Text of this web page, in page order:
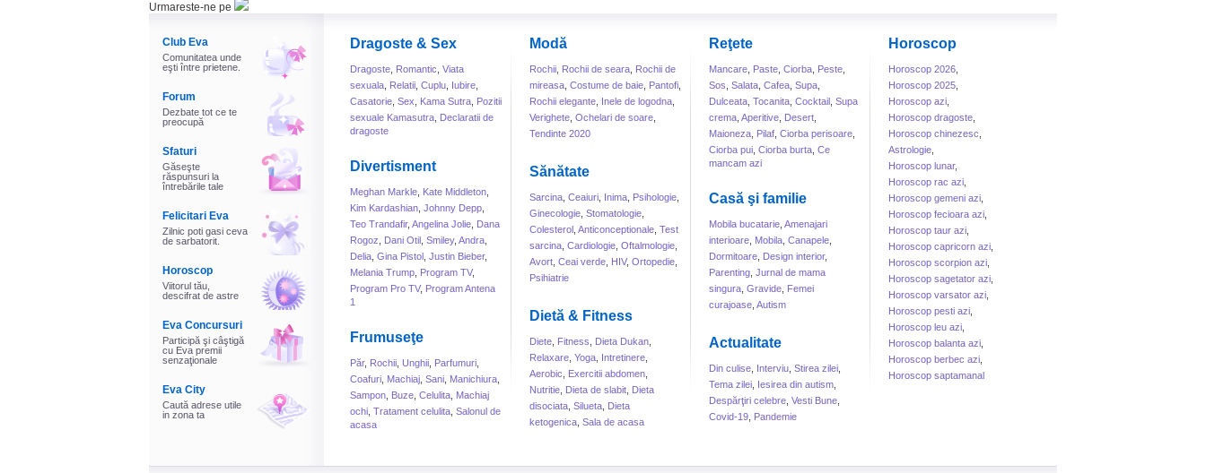
Urmareste-ne pe
Club Eva
Comunitatea unde
eşti între prietene.
Forum
Dezbate tot ce te
preocupă
Sfaturi
Găseşte
răspunsuri la
întrebările tale
Felicitari Eva
Zilnic poti gasi ceva
de sarbatorit.
Horoscop
Viitorul tău,
descifrat de astre
Eva Concursuri
Participă şi câştigă
cu Eva premii
senzaţionale
Eva City
Caută adrese utile
in zona ta
Dragoste & Sex
Dragoste Romantic Viata
sexuala Relatii Cuplu Iubire
Casatorie Sex Kama Sutra Pozitii
sexuale Kamasutra Declaratii de
dragoste
Divertisment
Meghan Markle Kate Middleton
Kim Kardashian Johnny Depp
Teo Trandafir, Angelina Jolie Dana
Rogoz
Dani Otil Smiley, Andra
Delia Gina Pistol Justin Bieber,
Melania Trump Program TV,
Program Pro TV, Program Antena
1
Frumuseţe
Păr, Rochii Unghii Parfumuri
Coafuri Machiaj Sani Manichiura
Sampon Buze Celulita Machiaj
ochi Tratament celulita Salonul de
acasa
Modă
Rochii Rochii de seara Rochii de
mireasa Costume de baie Pantofi
Rochii elegante Inele de logodna
Verighete Ochelari de soare
Tendinte 2020
Sănătate
Sarcina Ceaiuri Inima Psihologie
Ginecologie Stomatologie
Colesterol Anticonceptionale Test
sarcina Cardiologie Oftalmologie
Avort Ceai verde HIV, Ortopedie
Psihiatrie
Dietă & Fitness
Diete Fitness Dieta Dukan
Relaxare Yoga Intretinere
Aerobic
Exercitii abdomen
Nutritie Dieta de slabit Dieta
disociata Silueta Dieta
ketogenica Sala de acasa
Reţete
Mancare Paste Ciorba Peste
Sos Salata Cafea Supa
Dulceata Tocanita Cocktail Supa
crema Aperitive Desert
Maioneza Pilaf Ciorba perisoare
Ciorba pui Ciorba burta Ce
mancam azi
Casă şi familie
Mobila bucatarie Amenajari
interioare Mobila Canapele
Dormitoare Design interior,
Parenting Jurnal de mama
singura Gravide Femei
curajoase Autism
Actualitate
Din culise Interviu Stirea zilei
Tema zilei Iesirea din autism
Despărţiri celebre Vesti Bune
Covid-19 Pandemie
Horoscop
Horoscop 2026
Horoscop 2025
Horoscop azi
Horoscop dragoste
Horoscop chinezesc
Astrologie
Horoscop lunar,
Horoscop rac azi
Horoscop gemeni azi
Horoscop fecioara azi
Horoscop taur azi
Horoscop capricorn azi
Horoscop scorpion azi
Horoscop sagetator azi
Horoscop varsator azi
Horoscop pesti azi
Horoscop leu azi
Horoscop balanta azi
Horoscop berbec azi
Horoscop saptamanal